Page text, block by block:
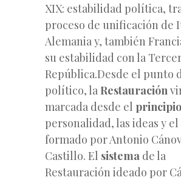
XIX: estabilidad política,
proceso de unificación de
Alemania y, también
su estabilidad con la
República.Desde el punto
político, la Restauración
marcada desde el principio
personalidad, las ideas y el
formado por Antonio
Castillo. El sistema de la
Restauración ideado por